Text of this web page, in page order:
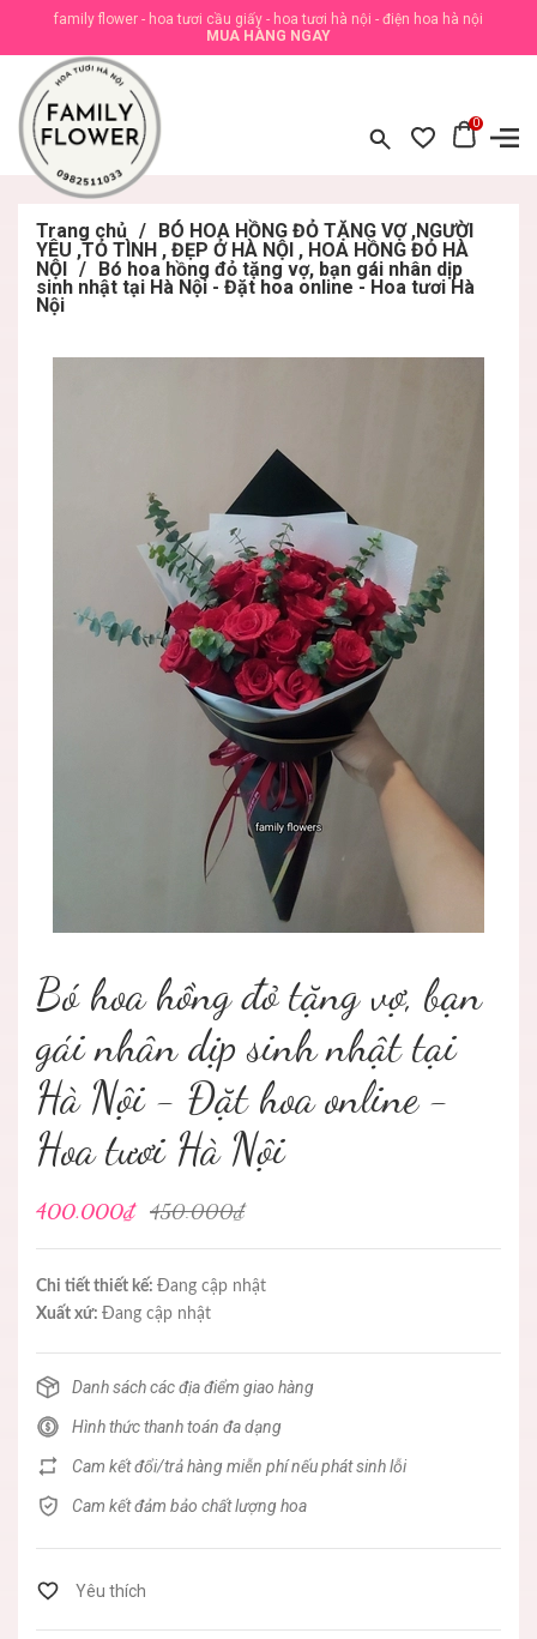
family flower - hoa tươi cầu giấy - hoa tươi hà nội - điện hoa hà nội
MUA HÀNG NGAY
0
Trang chủ / BÓ HOA HỒNG ĐỎ TẶNG VỢ ,NGƯỜI
YÊU ,TỎ TÌNH , ĐẸP Ở HÀ NỘI , HOA HỒNG ĐỎ HÀ
NỘI / Bó hoa hồng đỏ tặng vợ, bạn gái nhân dịp
sinh nhật tại Hà Nội - Đặt hoa online - Hoa tươi Hà
Nội
Bó hoa hồng đỏ tặng vợ, bạn
gái nhân dịp sinh nhật tại
Hà Nội - Đặt hoa online -
Hoa tươi Hà Nội
400.000₫ 450.000₫
Chi tiết thiết kế: Đang cập nhật
Xuất xứ: Đang cập nhật
Danh sách các địa điểm giao hàng
Hình thức thanh toán đa dạng
Cam kết đổi/trả hàng miễn phí nếu phát sinh lỗi
Cam kết đảm bảo chất lượng hoa